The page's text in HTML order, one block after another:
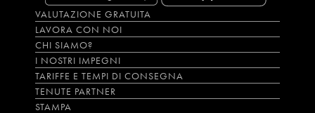
VALUTAZIONE GRATUITA
LAVORA CON NOI
CHI SIAMO?
I NOSTRI IMPEGNI
TARIFFE E TEMPI DI CONSEGNA
TENUTE PARTNER
STAMPA